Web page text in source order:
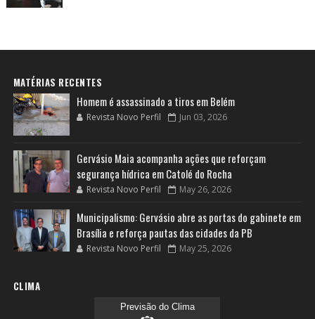
MATÉRIAS RECENTES
Homem é assassinado a tiros em Belém
Revista Novo Perfil Jun 03, 2026
Gervásio Maia acompanha ações que reforçam
segurança hídrica em Catolé do Rocha
Revista Novo Perfil May 26, 2026
Municipalismo: Gervásio abre as portas do gabinete em
Brasília e reforça pautas das cidades da PB
Revista Novo Perfil May 25, 2026
CLIMA